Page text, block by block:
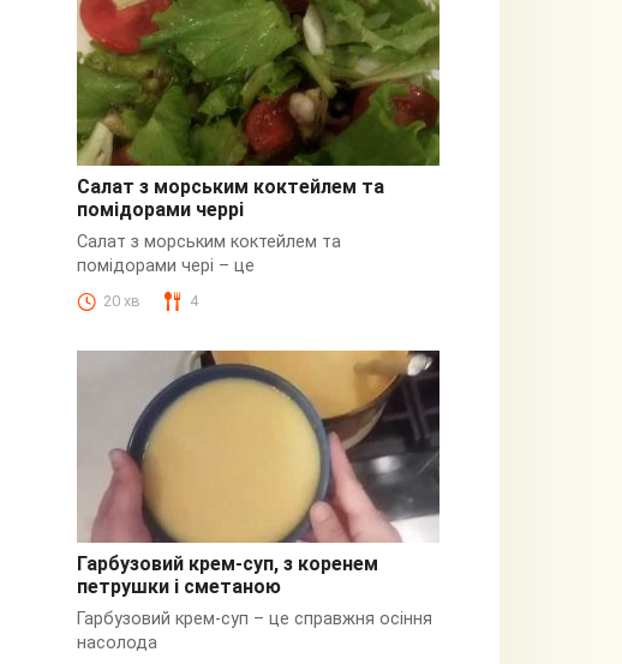
З кальмарами
Салат з морським коктейлем та
помідорами черрі
Салат з морським коктейлем та
помідорами чері – це
20 хв 4
Гарбузовий
Гарбузовий крем-суп, з коренем
петрушки і сметаною
Гарбузовий крем-суп – це справжня осіння
насолода